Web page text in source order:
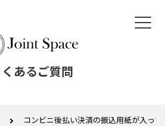
あるご質問
コンビニ後払い決済の振込用紙が入って